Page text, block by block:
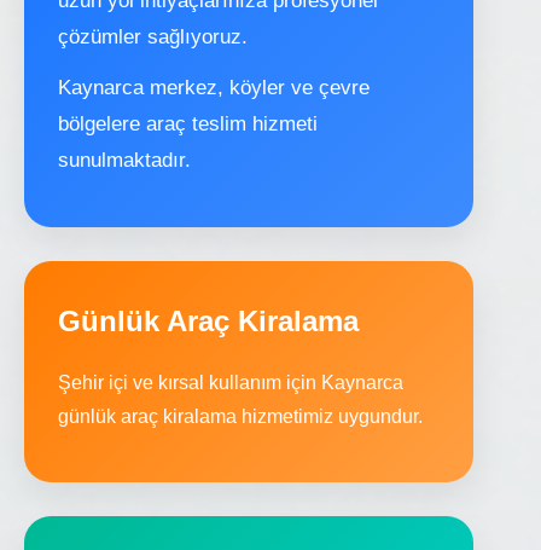
çözümler sağlıyoruz.
Kaynarca merkez, köyler ve çevre
bölgelere araç teslim hizmeti
sunulmaktadır.
Günlük Araç Kiralama
Şehir içi ve kırsal kullanım için Kaynarca
günlük araç kiralama hizmetimiz uygundur.